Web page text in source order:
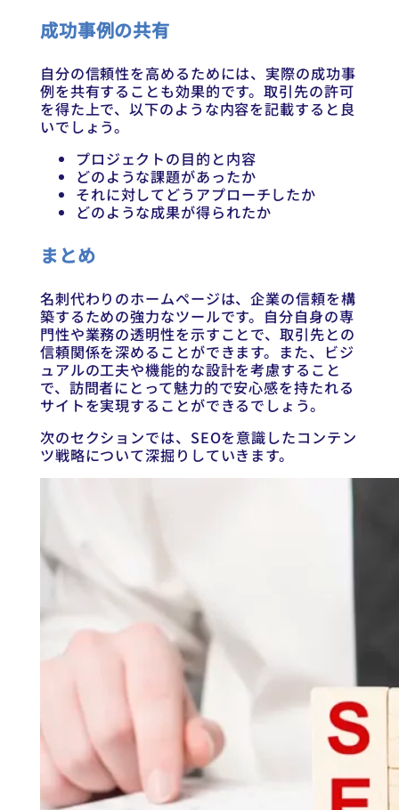
成功事例の共有
自分の信頼性を高めるためには、実際の成功事
例を共有することも効果的です。取引先の許可
を得た上で、以下のような内容を記載すると良
いでしょう。
プロジェクトの目的と内容
どのような課題があったか
それに対してどうアプローチしたか
どのような成果が得られたか
まとめ
名刺代わりのホームページは、企業の信頼を構
築するための強力なツールです。自分自身の専
門性や業務の透明性を示すことで、取引先との
信頼関係を深めることができます。また、ビジ
ュアルの工夫や機能的な設計を考慮すること
で、訪問者にとって魅力的で安心感を持たれる
サイトを実現することができるでしょう。
次のセクションでは、SEOを意識したコンテン
ツ戦略について深掘りしていきます。